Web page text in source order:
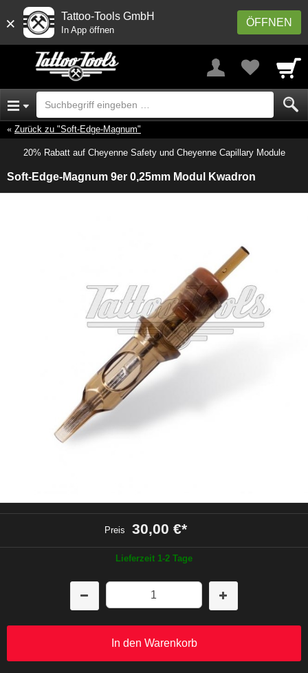
× ÖFFNEN
Tattoo-Tools GmbH
In App öffnen
Zurück zu "Soft-Edge-Magnum"
20% Rabatt auf Cheyenne Safety und Cheyenne Capillary Module
Soft-Edge-Magnum 9er 0,25mm Modul Kwadron
Preis 30,00 €*
Lieferzeit 1-2 Tage
In den Warenkorb